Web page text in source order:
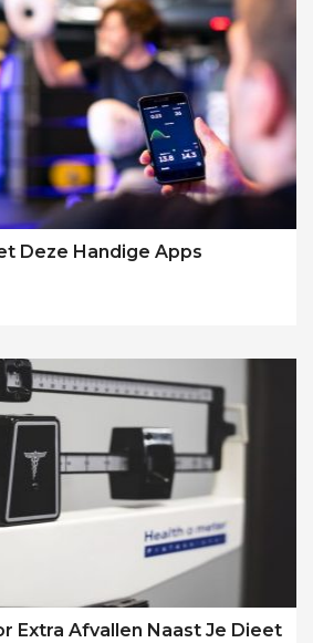
Deze Handige Apps
Extra Afvallen Naast Je Dieet